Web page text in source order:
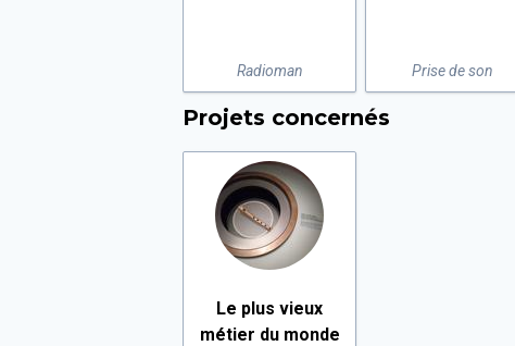
Radioman Prise de son
Projets concernés
Le plus vieux
métier du monde